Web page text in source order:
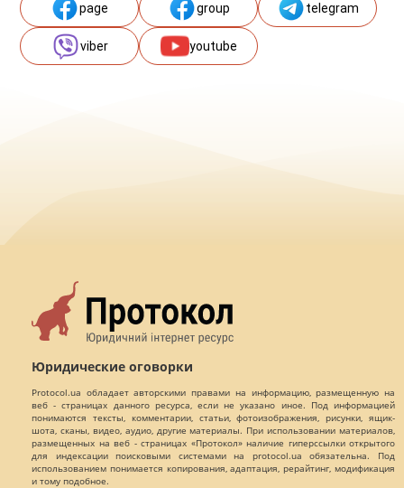
page group telegram
viber youtube
Юридические оговорки
Protocol.ua обладает авторскими правами на информацию, размещенную на
веб - страницах данного ресурса, если не указано иное. Под информацией
понимаются тексты, комментарии, статьи, фотоизображения, рисунки, ящик-
шота, сканы, видео, аудио, другие материалы. При использовании материалов,
размещенных на веб - страницах «Протокол» наличие гиперссылки открытого
для индексации поисковыми системами на protocol.ua обязательна. Под
использованием понимается копирования, адаптация, рерайтинг, модификация
и тому подобное.